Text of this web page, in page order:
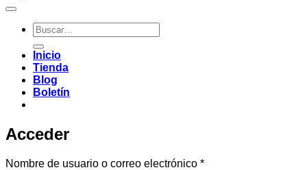
Buscar
por:
Inicio
Tienda
Blog
Boletín
Acceder
Nombre de usuario o correo electrónico *Obligatorio